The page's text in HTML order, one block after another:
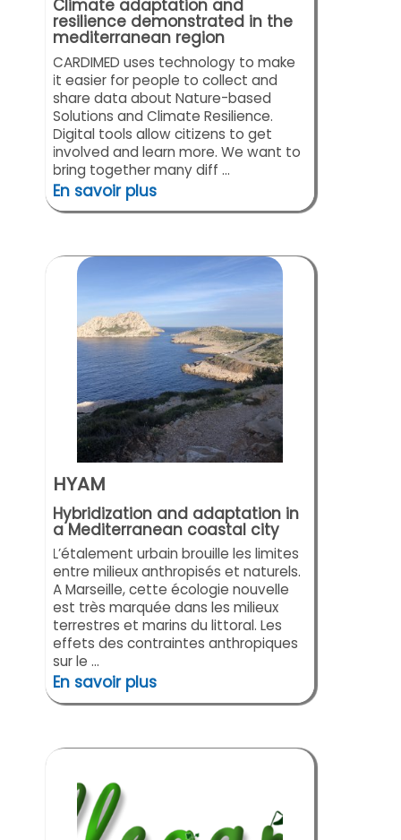
Climate adaptation and
resilience demonstrated in the
mediterranean region
CARDIMED uses technology to make
it easier for people to collect and
share data about Nature-based
Solutions and Climate Resilience.
Digital tools allow citizens to get
involved and learn more. We want to
bring together many diff ...
En savoir plus
HYAM
Hybridization and adaptation in
a Mediterranean coastal city
L’étalement urbain brouille les limites
entre milieux anthropisés et naturels.
A Marseille, cette écologie nouvelle
est très marquée dans les milieux
terrestres et marins du littoral. Les
effets des contraintes anthropiques
sur le ...
En savoir plus